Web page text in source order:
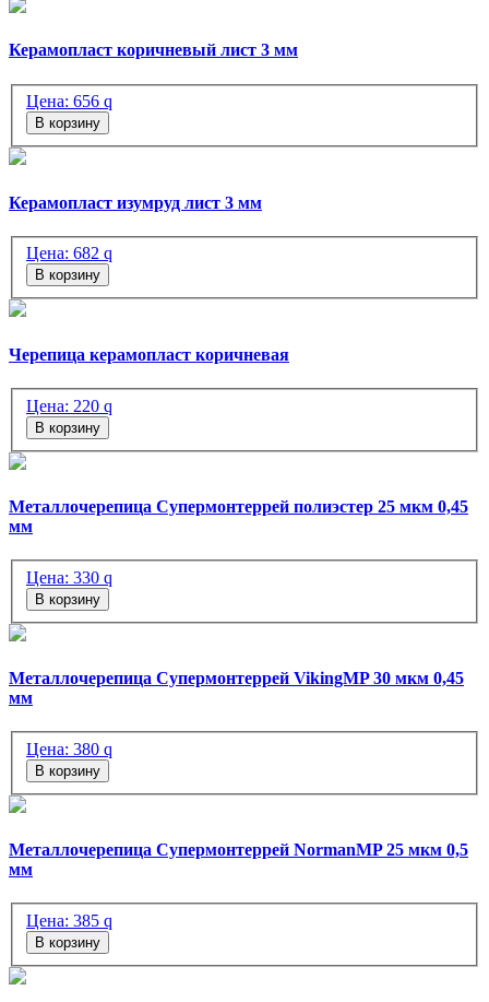
Керамопласт коричневый лист 3 мм
Цена: 656 q
В корзину
Керамопласт изумруд лист 3 мм
Цена: 682 q
В корзину
Черепица керамопласт коричневая
Цена: 220 q
В корзину
Металлочерепица Супермонтеррей полиэстер 25 мкм 0,45
мм
Цена: 330 q
В корзину
Металлочерепица Супермонтеррей VikingMP 30 мкм 0,45
мм
Цена: 380 q
В корзину
Металлочерепица Супермонтеррей NormanMP 25 мкм 0,5
мм
Цена: 385 q
В корзину